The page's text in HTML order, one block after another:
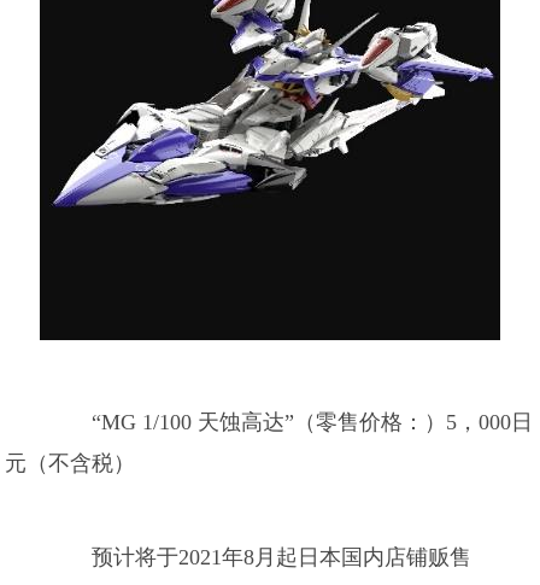
“MG 1/100 天蚀高达”（零售价格：）5，000日
元（不含税）
预计将于2021年8月起日本国内店铺贩售